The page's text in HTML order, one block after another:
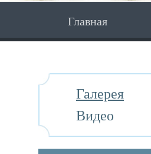
Главная
Галерея
Видео